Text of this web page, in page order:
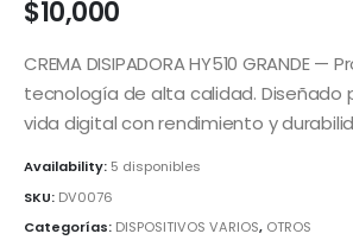
$10,000
CREMA DISIPADORA HY510 GRANDE —
tecnología de alta calidad. Diseñado
vida digital con rendimiento y
Availability: 5 disponibles
SKU: DV0076
Categorías: DISPOSITIVOS VARIOS, OTROS